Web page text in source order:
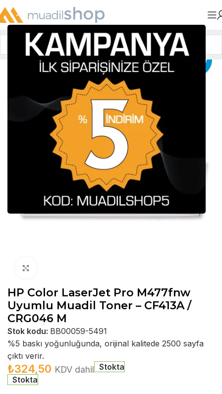
Anasayfa»Muadil Tonerler
HP Color LaserJet Pro M477fnw
Uyumlu Muadil Toner – CF413A /
CRG046 M
Stok kodu: BB00059-5491
%5 baskı yoğunluğunda, orijinal kalitede 2500 sayfa
çıktı verir.
₺324,50 KDV dahil Stokta
Stokta